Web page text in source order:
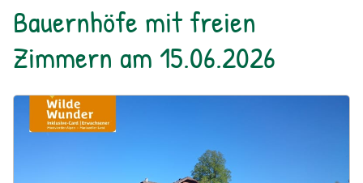
Bauernhöfe mit freien
Zimmern am 15.06.2026
Urlaub am Bauernhof: Bio Bauernhof Kurzeck